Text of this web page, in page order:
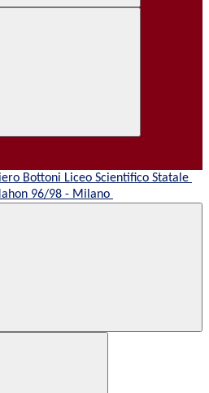
Liceo Scientifico Statale
96/98 - Milano